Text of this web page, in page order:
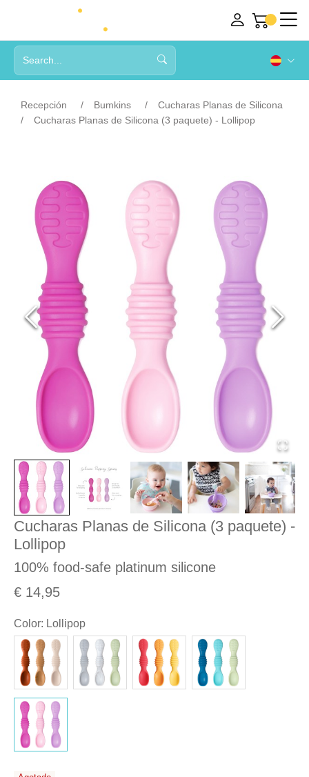
Recepción Bumkins
Cucharas Planas de Silicona
Cucharas Planas de Silicona (3 paquete) - Lollipop
Cucharas Planas de Silicona (3 paquete) -
Lollipop
100% food-safe platinum silicone
€ 14,95
Color: Lollipop